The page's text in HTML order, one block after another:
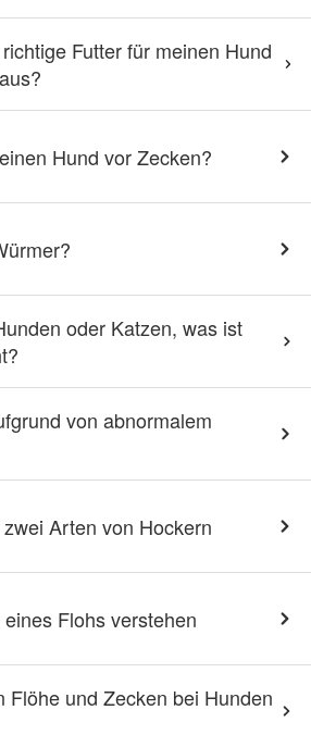
Futter für meinen Hund
Hund vor Zecken?
oder Katzen, was ist
von abnormalem
Arten von Hockern
Flohs verstehen
Flöhe und Zecken bei Hunden